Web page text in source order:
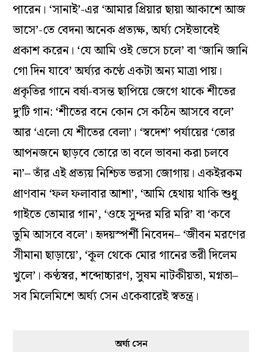
পারেন। ‘সানাই’-এর ‘আমার প্রিয়ার ছায়া আকাশে আজ
ভাসে’-তে বেদনা অনেক প্রত্যক্ষ, অর্ঘ্য সেইভাবেই
প্রকাশ করেন। ‘যে আমি ওই ভেসে চলে’ বা ‘জানি জানি
গো দিন যাবে’ অর্ঘ্যর কণ্ঠে একটা অন্য মাত্রা পায়।
প্রকৃতির গানে বর্ষা-বসন্ত ছাপিয়ে জেগে থাকে শীতের
দু’টি গান: ‘শীতের বনে কোন সে কঠিন আসবে বলে’
আর ‘এলো যে শীতের বেলা’। ‘স্বদেশ’ পর্যায়ের ‘তোর
আপনজনে ছাড়বে তোরে তা বলে ভাবনা করা চলবে
না’– তাঁর এই প্রত্যয় নিশ্চিত ভরসা জোগায়। একইরকম
প্রাণবান ‘ফল ফলাবার আশা’, ‘আমি হেথায় থাকি শুধু
গাইতে তোমার গান’, ‘ওহে সুন্দর মরি মরি’ বা ‘কবে
তুমি আসবে বলে’। হৃদয়স্পর্শী নিবেদন– ‘জীবন মরণের
সীমানা ছাড়ায়ে’, ‘কূল থেকে মোর গানের তরী দিলেম
খুলে’। কণ্ঠস্বর, শব্দোচ্চারণ, সুষম নাটকীয়তা, মগ্নতা–
সব মিলেমিশে অর্ঘ্য সেন একেবারেই স্বতন্ত্র।